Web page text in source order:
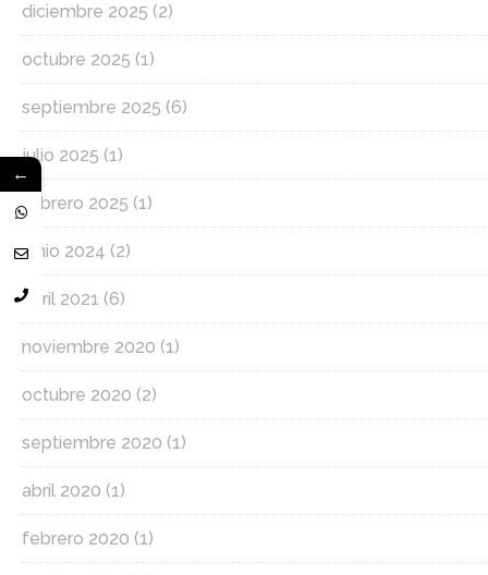
diciembre 2025 (2)
octubre 2025 (1)
septiembre 2025 (6)
julio 2025 (1)
febrero 2025 (1)
junio 2024 (2)
abril 2021 (6)
noviembre 2020 (1)
octubre 2020 (2)
septiembre 2020 (1)
abril 2020 (1)
febrero 2020 (1)
←